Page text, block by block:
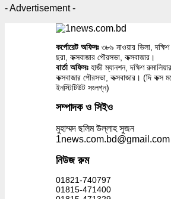
- Advertisement -
কর্পোরেট অফিসঃ ৩৮৯ নাওয়ার ভিলা, দক্ষিণ
ছরা, কক্সবাজার পৌরসভা, কক্সবাজার।
বার্তা অফিসঃহাজী ম্যানশন, দক্ষিণ
কক্সবাজার পৌরসভা, কক্সবাজার। (দি কক্স
ইনস্টিটিউট সংলগ্ন)
সম্পাদক ও সিইও
মুহাম্মদ ছলিম উল্লাহ সুজন
1news.com.bd@gmail.com
নিউজ রুম
01821-740797
01815-471400